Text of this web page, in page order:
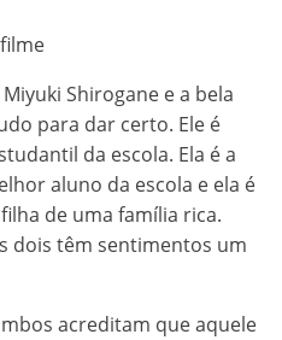
Shirogane e a bela
para dar certo. Ele é
da escola. Ela é a
aluno da escola e ela é
de uma família rica.
dois têm sentimentos um
acreditam que aquele